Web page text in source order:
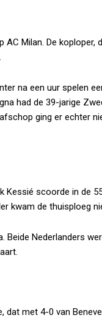
Milan. De koploper,
na een uur spelen
had de 39-jarige
ging er echter
Kessié scoorde in de
kwam de thuisploeg
Beide Nederlanders
dat met 4-0 van